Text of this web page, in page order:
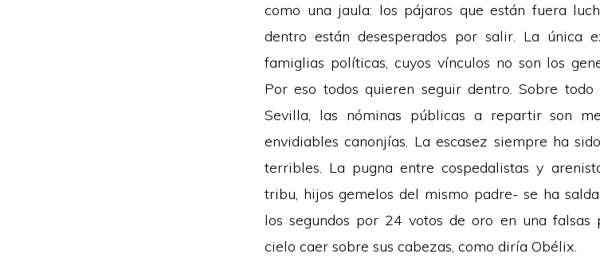
como una jaula: los pájaros que están fuera
dentro están desesperados por salir. La única
famiglias políticas, cuyos vínculos no son los
Por eso todos quieren seguir dentro. Sobre
Sevilla, las nóminas públicas a repartir son
envidiables canonjías. La escasez siempre ha
terribles. La pugna entre cospedalistas y
tribu, hijos gemelos del mismo padre- se ha
los segundos por 24 votos de oro en una falsas
cielo caer sobre sus cabezas, como diría Obélix.